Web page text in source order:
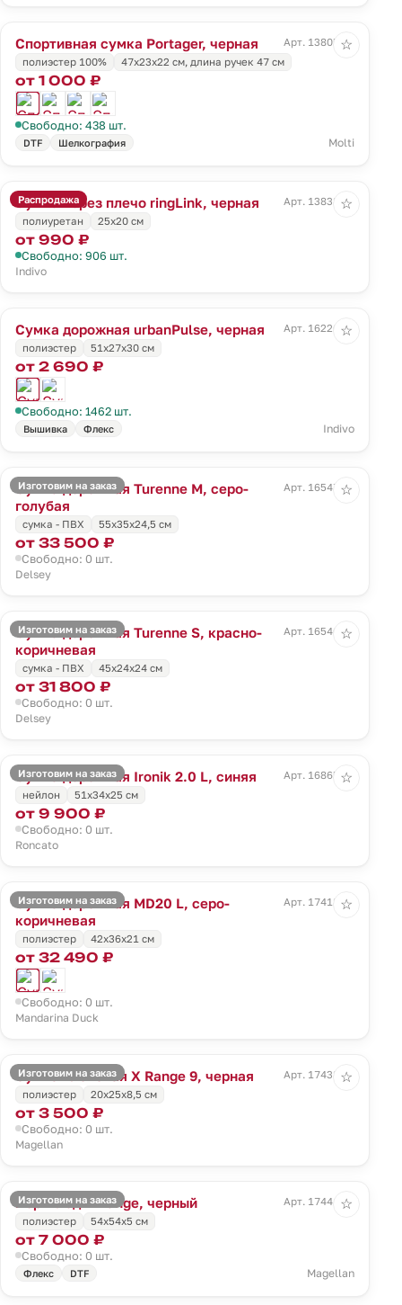
Спортивная сумка Portager, черная
Арт. 13805.30
полиэстер 100%
47х23x22 см, длина ручек 47 см
от 1 000 ₽
Свободно: 438 шт.
DTF Шелкография Molti
☆
Распродажа
Сумка через плечо ringLink, черная
Арт. 13838.30
полиуретан
25х20 см
от 990 ₽
Свободно: 906 шт.
Indivo
☆
Сумка дорожная urbanPulse, черная
Арт. 16226.30
полиэстер
51x27x30 см
от 2 690 ₽
Свободно: 1462 шт.
Вышивка Флекс Indivo
☆
Изготовим на заказ
Сумка дорожная Turenne M, серо-
голубая
Арт. 16547.14
сумка - ПВХ 55x35x24,5 см
от 33 500 ₽
Свободно: 0 шт.
Delsey
☆
Изготовим на заказ
Сумка дорожная Turenne S, красно-
коричневая
Арт. 16546.59
сумка - ПВХ 45x24x24 см
от 31 800 ₽
Свободно: 0 шт.
Delsey
☆
Изготовим на заказ
Сумка дорожная Ironik 2.0 L, синяя
Арт. 16865.40
нейлон
51x34x25 см
от 9 900 ₽
Свободно: 0 шт.
Roncato
☆
Изготовим на заказ
Сумка дорожная MD20 L, серо-
коричневая
Арт. 17418.10
полиэстер 42x36x21 см
от 32 490 ₽
Свободно: 0 шт.
Mandarina Duck
☆
Изготовим на заказ
Сумка плечевая X Range 9, черная
Арт. 17438.30
полиэстер
20x25x8,5 см
от 3 500 ₽
Свободно: 0 шт.
Magellan
☆
Изготовим на заказ
Портплед X Range, черный
Арт. 17441.30
полиэстер
54х54х5 см
от 7 000 ₽
Свободно: 0 шт.
Флекс DTF Magellan
☆